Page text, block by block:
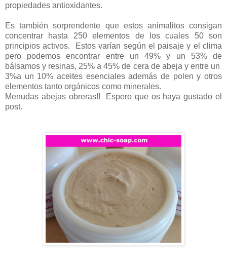
propiedades antioxidantes.
Es también sorprendente que estos animalitos consigan
concentrar hasta 250 elementos de los cuales 50 son
principios activos. Estos varían según el paisaje y el clima
pero podemos encontrar entre un 49% y un 53% de
bálsamos y resinas, 25% a 45% de cera de abeja y entre un
3%a un 10% aceites esenciales además de polen y otros
elementos tanto orgánicos como minerales.
Menudas abejas obreras!! Espero que os haya gustado el
post.